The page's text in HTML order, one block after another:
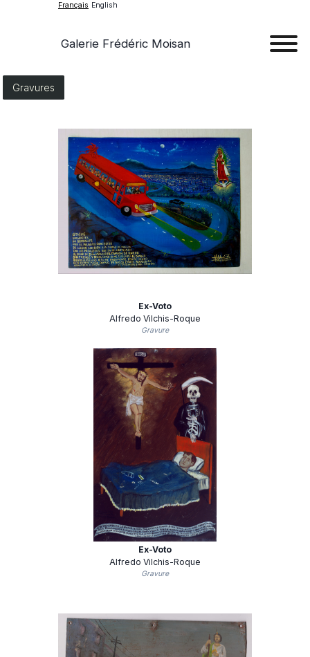
Français English
Galerie Frédéric Moisan
Gravures
Ex-Voto
Alfredo Vilchis-Roque
Gravure
Ex-Voto
Alfredo Vilchis-Roque
Gravure